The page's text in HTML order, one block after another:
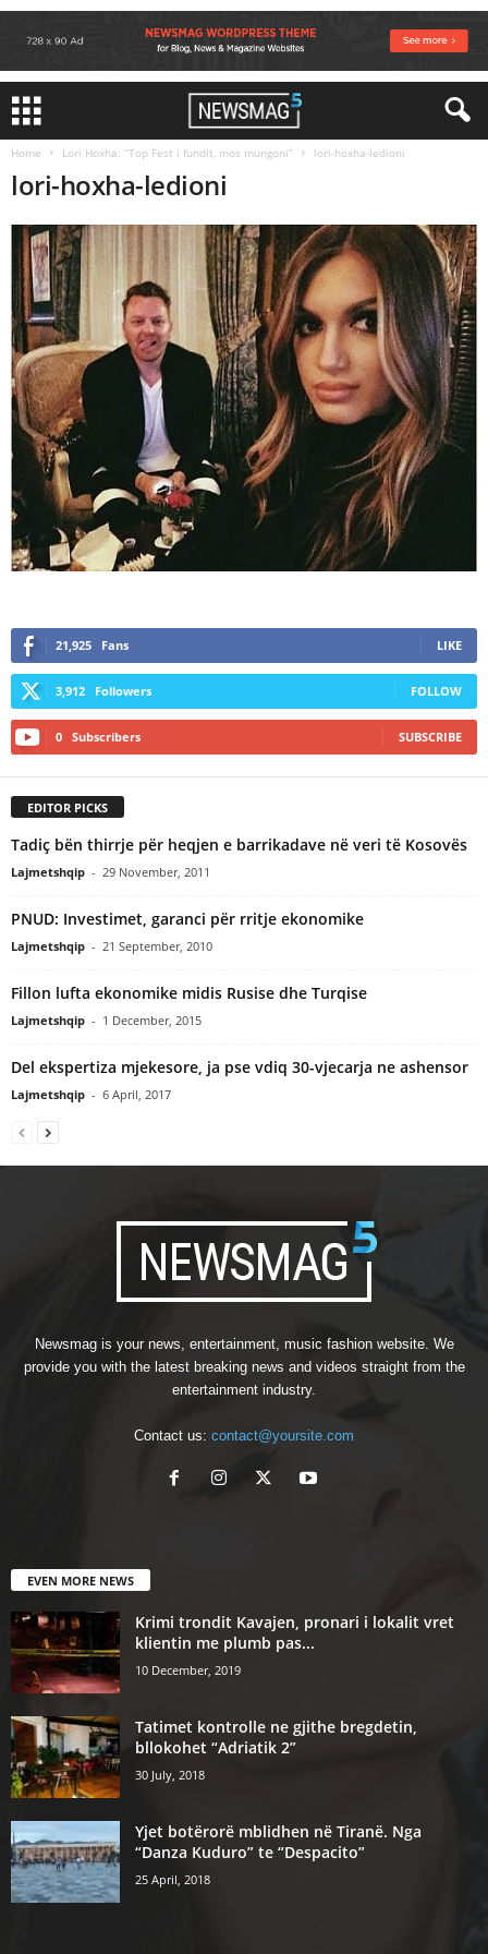
Home Lori Hoxha: “Top Fest i fundit, mos mungoni” lori-hoxha-ledioni
lori-hoxha-ledioni
21,925 Fans LIKE
3,912 Followers FOLLOW
0 Subscribers SUBSCRIBE
EDITOR PICKS
Tadiç bën thirrje për heqjen e barrikadave në veri të Kosovës
Lajmetshqip - 29 November, 2011
PNUD: Investimet, garanci për rritje ekonomike
Lajmetshqip - 21 September, 2010
Fillon lufta ekonomike midis Rusise dhe Turqise
Lajmetshqip - 1 December, 2015
Del ekspertiza mjekesore, ja pse vdiq 30-vjecarja ne ashensor
Lajmetshqip - 6 April, 2017
Newsmag is your news, entertainment, music fashion website. We
provide you with the latest breaking news and videos straight from the
entertainment industry.
Contact us: contact@yoursite.com
EVEN MORE NEWS
Krimi trondit Kavajen, pronari i lokalit vret
klientin me plumb pas...
10 December, 2019
Tatimet kontrolle ne gjithe bregdetin,
bllokohet “Adriatik 2”
30 July, 2018
Yjet botërorë mblidhen në Tiranë. Nga
“Danza Kuduro” te “Despacito”
25 April, 2018